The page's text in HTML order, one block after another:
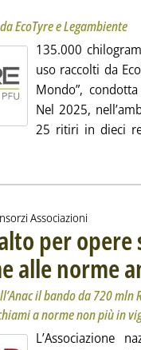
EcoTyre e Legambiente
135.000
uso raccolti da
Mondo”,
Nel 2025,
25 ritiri in dieci
Associazioni
per
alle norme
il bando da 720
a norme non più in
L’Associazione